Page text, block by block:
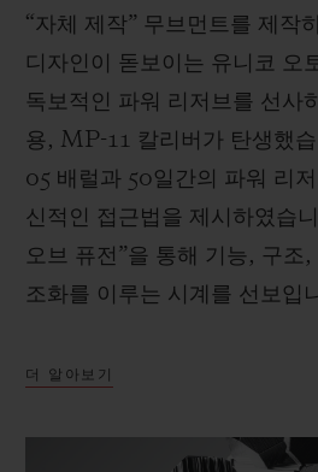
“자체 제작” 무브먼트를 제작
디자인이 돋보이는 유니코 오
독보적인 파워 리저브를 선사
용, MP-11 칼리버가 탄생했
05 배럴과 50일간의 파워 리
신적인 접근법을 제시하였습
오브 퓨전”을 통해 기능, 구조,
조화를 이루는 시계를 선보입
더 알아보기